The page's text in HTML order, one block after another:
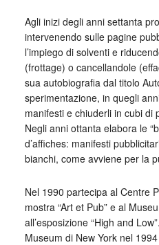
Agli inizi degli anni settanta
intervenendo sulle pagine
l’impiego di solventi e
(frottage) o cancellandole
sua autobiografia dal titolo
sperimentazione, in quegli
manifesti e chiuderli in cubi di
Negli anni ottanta elabora le
d’affiches: manifesti
bianchi, come avviene per la
Nel 1990 partecipa al Centre
mostra “Art et Pub” e al
all’esposizione “High and
Museum di New York nel